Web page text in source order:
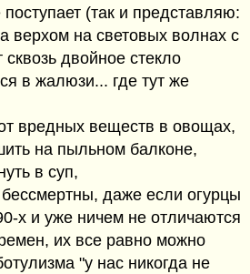
(так и представляю:
верхом на световых волнах с
двойное стекло
в жалюзи... где тут же
вредных веществ в овощах,
на пыльном балконе,
в суп,
даже если огурцы
х и уже ничем не отличаются
их все равно можно
"у нас никогда не